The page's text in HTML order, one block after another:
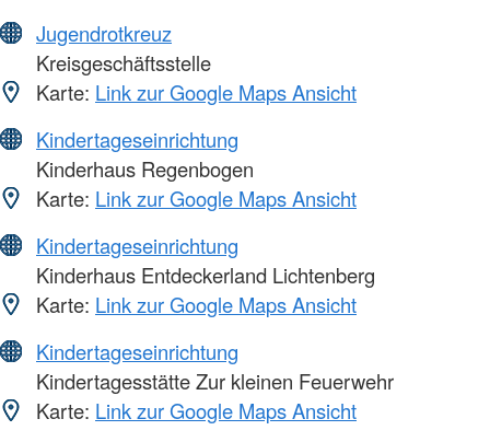
Jugendrotkreuz
Kreisgeschäftsstelle
Karte: Link zur Google Maps Ansicht
Kindertageseinrichtung
Kinderhaus Regenbogen
Karte: Link zur Google Maps Ansicht
Kindertageseinrichtung
Kinderhaus Entdeckerland Lichtenberg
Karte: Link zur Google Maps Ansicht
Kindertageseinrichtung
Kindertagesstätte Zur kleinen Feuerwehr
Karte: Link zur Google Maps Ansicht